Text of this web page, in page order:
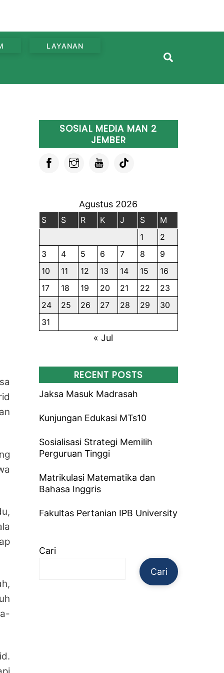
LAYANAN
SOSIAL MEDIA MAN 2
JEMBER
Agustus 2026
S S R K J S
M
1
2
3
4 5 6 7 8
9
10
11 12 13 14 15
16
17
18 19 20 21 22
23
24
25 26 27 28 29
30
31
« Jul
RECENT POSTS
Jaksa Masuk Madrasah
Kunjungan Edukasi MTs10
Sosialisasi Strategi Memilih
Perguruan Tinggi
Matrikulasi Matematika dan
Bahasa Inggris
Fakultas Pertanian IPB University
Cari
Cari